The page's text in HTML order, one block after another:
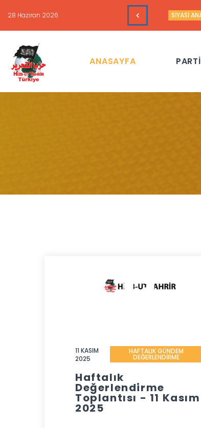
ve Amerika’nın Hedefleri
ANASAYFA PARTİ
11 KASIM
2025
HAFTALIK GÜNDEM
DEĞERLENDİRME
Haftalık
Değerlendirme
Toplantısı - 11 Kasım
2025